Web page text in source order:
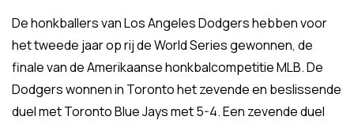
De honkballers van Los Angeles Dodgers hebben voor
het tweede jaar op rij de World Series gewonnen, de
finale van de Amerikaanse honkbalcompetitie MLB. De
Dodgers wonnen in Toronto het zevende en beslissende
duel met Toronto Blue Jays met 5-4. Een zevende duel